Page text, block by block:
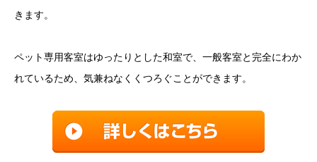
きます。
ペット専用客室はゆったりとした和室で、一般客室と完全にわか
れているため、気兼ねなくくつろぐことができます。